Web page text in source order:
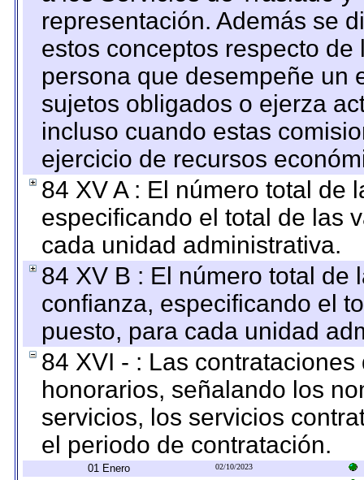
representación. Además se
estos conceptos respecto
persona que desempeñe un
sujetos obligados o ejerza
incluso cuando estas
ejercicio de recursos
84 XV A : El número total de
especificando el total de las
cada unidad administrativa.
84 XV B : El número total de
confianza, especificando el
puesto, para cada unidad
84 XVI - : Las
honorarios, señalando los
servicios, los servicios
el periodo de contratación.
01 Enero 02/10/2023